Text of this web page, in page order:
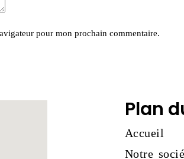
pour mon prochain commentaire.
Plan
Accueil
Notre